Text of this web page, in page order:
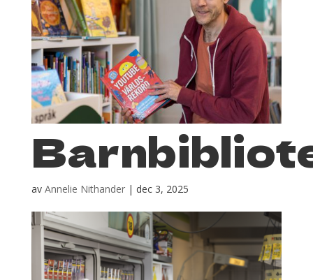
av Annelie Nithander| dec 3, 2025